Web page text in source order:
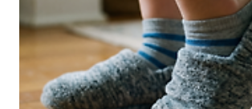
신발 중 하나입니다. 발이 신발을 신는 게 아니라, 발
고 다녀야 하기 때문입니다. 짧게는 종아리 피로, 길게
허리까지 ..